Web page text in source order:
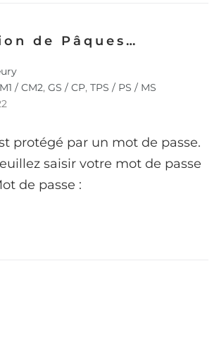
de Pâques…
/ CM2, GS / CP, TPS / PS / MS
protégé par un mot de passe.
saisir votre mot de passe
de passe :